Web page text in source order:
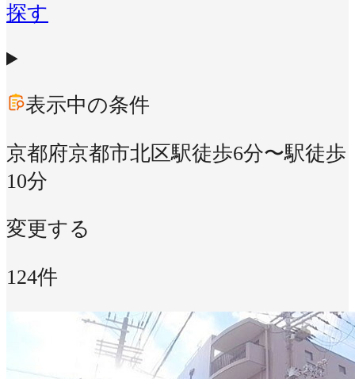
探す
表示中の条件
京都府京都市北区駅徒歩6分〜駅徒歩
10分
変更する
124件